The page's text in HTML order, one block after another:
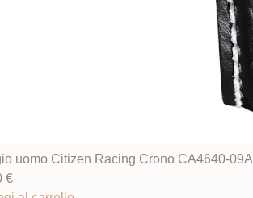
uomo Citizen Racing Crono CA4640-09A
€